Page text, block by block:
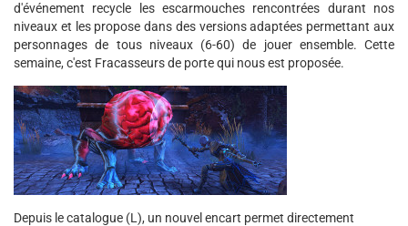
d'événement recycle les escarmouches rencontrées durant nos
niveaux et les propose dans des versions adaptées permettant aux
personnages de tous niveaux (6-60) de jouer ensemble. Cette
semaine, c'est Fracasseurs de porte qui nous est proposée.
Depuis le catalogue (L), un nouvel encart permet directement